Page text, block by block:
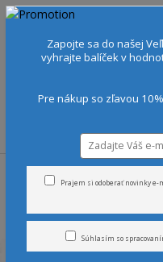
+421 905 378 103 (Po-Ne, 9-
Úvod Aromaterapia
Prevoňajte
Zapojte sa do našej
vyhrajte balíček v
Pre nákup so zľavou
Prajem si odoberať novinky e-
Súhlasím so